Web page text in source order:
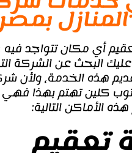
أي مكان تتواجد
عليك البحث عن الشركة
هذه الخدمة، ولأن
توب كلين تهتم بهذا
الأماكن التالية:
تعقيم